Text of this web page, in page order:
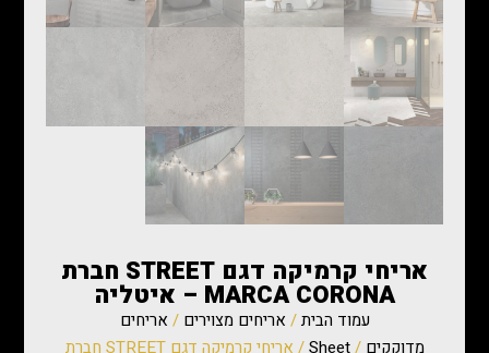
אריחי קרמיקה דגם STREET חברת
MARCA CORONA – איטליה
עמוד הבית/ אריחים מצוירים / אריחים
מדוקקים /
Sheet
/ אריחי קרמיקה דגם STREET חברת